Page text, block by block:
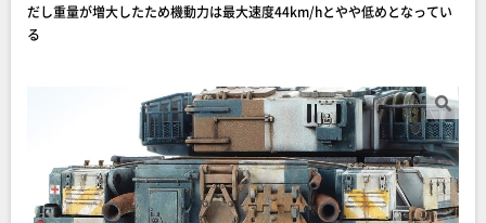
だし重量が増大したため機動力は最大速度44km/hとやや低めとなってい
る